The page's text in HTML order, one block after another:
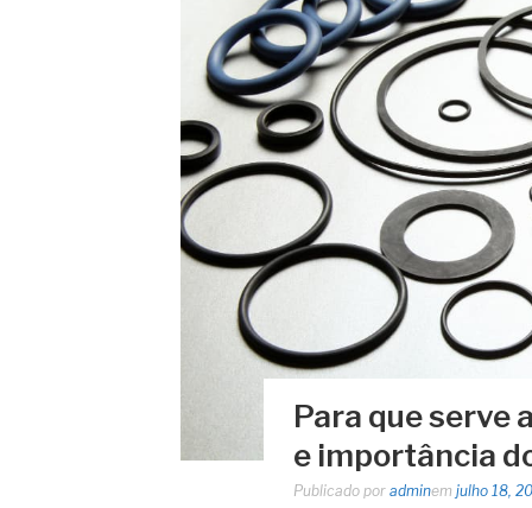
Para que serve
e importância
Publicado por adminem julho 18,